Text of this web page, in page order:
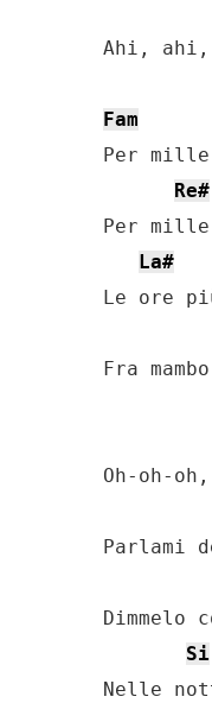
Ahi,
Fam
Per mille
Re#
Per mille
La#
Le ore
Fra
Oh-oh-
Parlami
Dimmelo
Si
Nelle